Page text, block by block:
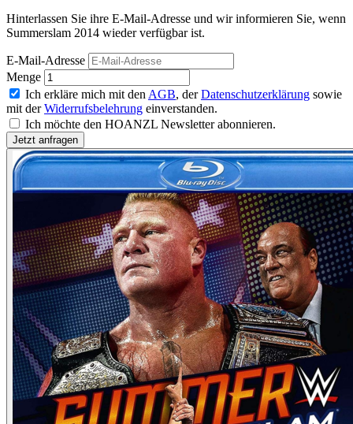
Hinterlassen Sie ihre E-Mail-Adresse und wir informieren Sie, wenn
Summerslam 2014 wieder verfügbar ist.
E-Mail-Adresse
Menge
Ich erkläre mich mit den AGB, derDatenschutzerklärung sowie
mit derWiderrufsbelehrung einverstanden.
Ich möchte den HOANZL Newsletter abonnieren.